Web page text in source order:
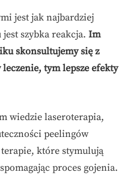
jest jak najbardziej
szybka reakcja. Im
skonsultujemy się z
tym lepsze efekty
wiedzie laseroterapia,
peelingów
które stymulują
proces gojenia.